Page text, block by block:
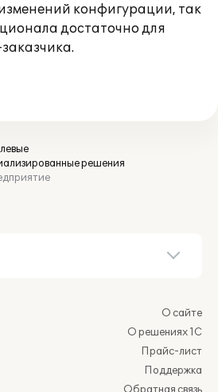
конфигурации, так
достаточно для
решения
О сайте
О решениях 1С
Прайс-лист
Поддержка